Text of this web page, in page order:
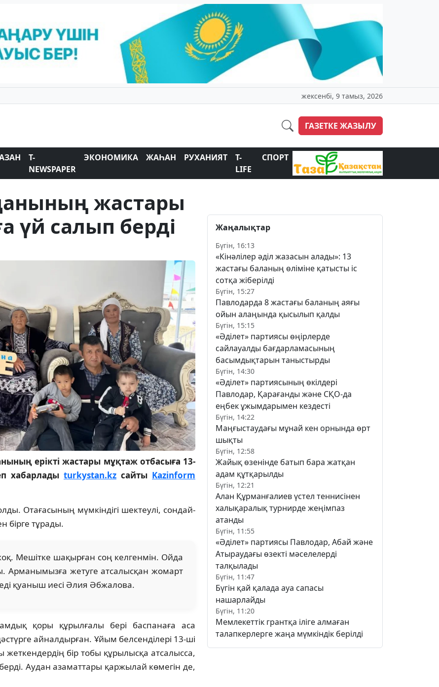
жексенбі, 9 тамыз, 2026
ГАЗЕТКЕ ЖАЗЫЛУ
T-
NEWSPAPER
ЭКОНОМИКА ЖАҺАН РУХАНИЯТ
T-
LIFE
СПОРТ
жастары
үй салып берді
ерікті жастары мұқтаж отбасыға 13-
хабарлады turkystan.kz сайты Kazinform
Отағасының мүмкіндігі шектеулі, сондай-
бірге тұрады.
Мешітке шақырған соң келгенмін. Ойда
Арманымызға жетуге атсалысқан жомарт
қуаныш иесі Әлия Әбжалова.
қоры құрылғалы бері баспанаға аса
айналдырған. Ұйым белсенділері 13-ші
жеткендердің бір тобы құрылысқа атсалысса,
берді. Аудан азаматтары қаржылай көмегін де,
Жаңалықтар
Бүгін, 16:13
«Кінәлілер әділ жазасын алады»: 13
жастағы баланың өліміне қатысты іс
сотқа жіберілді
Бүгін, 15:27
Павлодарда 8 жастағы баланың аяғы
ойын алаңында қысылып қалды
Бүгін, 15:15
«Әділет» партиясы өңірлерде
сайлауалды бағдарламасының
басымдықтарын таныстырды
Бүгін, 14:30
«Әділет» партиясының өкілдері
Павлодар, Қарағанды және СҚО-да
еңбек ұжымдарымен кездесті
Бүгін, 14:22
Маңғыстаудағы мұнай кен орнында өрт
шықты
Бүгін, 12:58
Жайық өзенінде батып бара жатқан
адам құтқарылды
Бүгін, 12:21
Алан Құрманғалиев үстел теннисінен
халықаралық турнирде жеңімпаз
атанды
Бүгін, 11:55
«Әділет» партиясы Павлодар, Абай және
Атыраудағы өзекті мәселелерді
талқылады
Бүгін, 11:47
Бүгін қай қалада ауа сапасы
нашарлайды
Бүгін, 11:20
Мемлекеттік грантқа іліге алмаған
талапкерлерге жаңа мүмкіндік берілді